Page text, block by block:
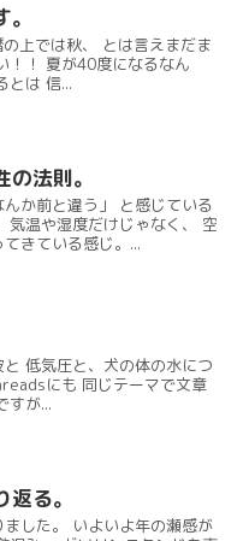
上では秋、 とは言えまだま
！！ 夏が40度になるなん
とは 信...
法則。
か前と違う」 と感じている
気温や湿度だけじゃなく、 空
きている感じ。...
低気圧と、犬の体の水につ
にも 同じテーマで文章
すが...
る。
した。 いよいよ年の瀬感が